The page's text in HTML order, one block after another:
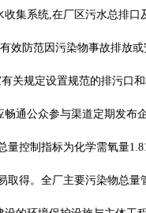
集系统,在厂区污水总排
效防范因污染物事故排放或
关规定设置规范的排污口
通公众参与渠道定期发布
控制指标为化学需氧量
得。全厂主要污染物总量